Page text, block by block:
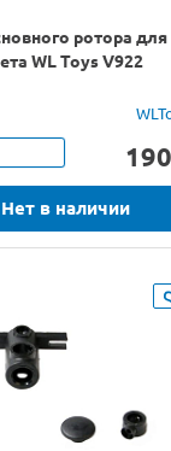
ротора для
WL Toys V922
190
Нет в наличии